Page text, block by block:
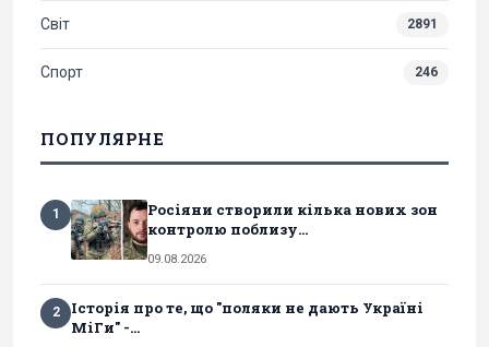
Світ 2891
Спорт 246
ПОПУЛЯРНЕ
1
Росіяни створили кілька нових зон
контролю поблизу...
09.08.2026
2
Історія про те, що "поляки не дають Україні
МіГи" -...